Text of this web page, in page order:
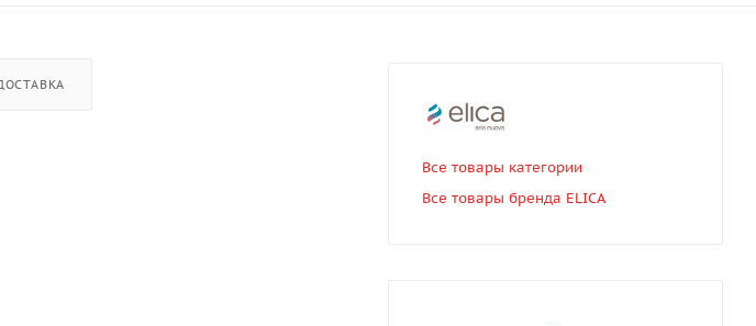
Все товары категории
Все товары бренда ELICA